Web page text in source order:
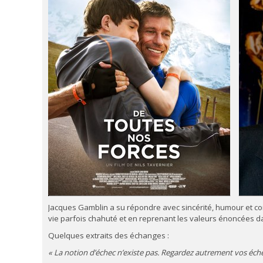
Jacques Gamblin a su répondre avec sincérité, humour et
vie parfois chahuté et en reprenant les valeurs énoncées
Quelques extraits des échanges :
« La notion d’échec n’existe pas. Regardez autrement vos